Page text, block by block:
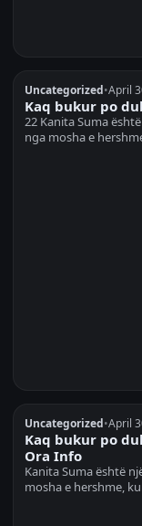
Uncategorized•April
Kaq bukur po
22 Kanita Suma
nga mosha e
Uncategorized•April
Kaq bukur po
Ora Info
Kanita Suma është
mosha e hershme,